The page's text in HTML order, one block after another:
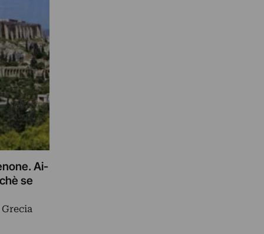
Ai-
se